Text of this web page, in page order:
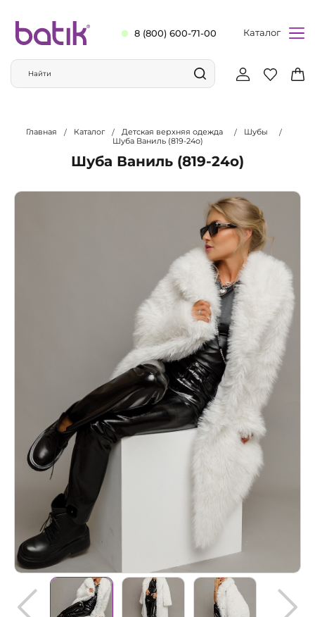
8 (800) 600-71-00 Каталог
Главная Каталог Детская верхняя одежда
Шубы
Шуба Ваниль (819-24о)
Шуба Ваниль (819-24о)